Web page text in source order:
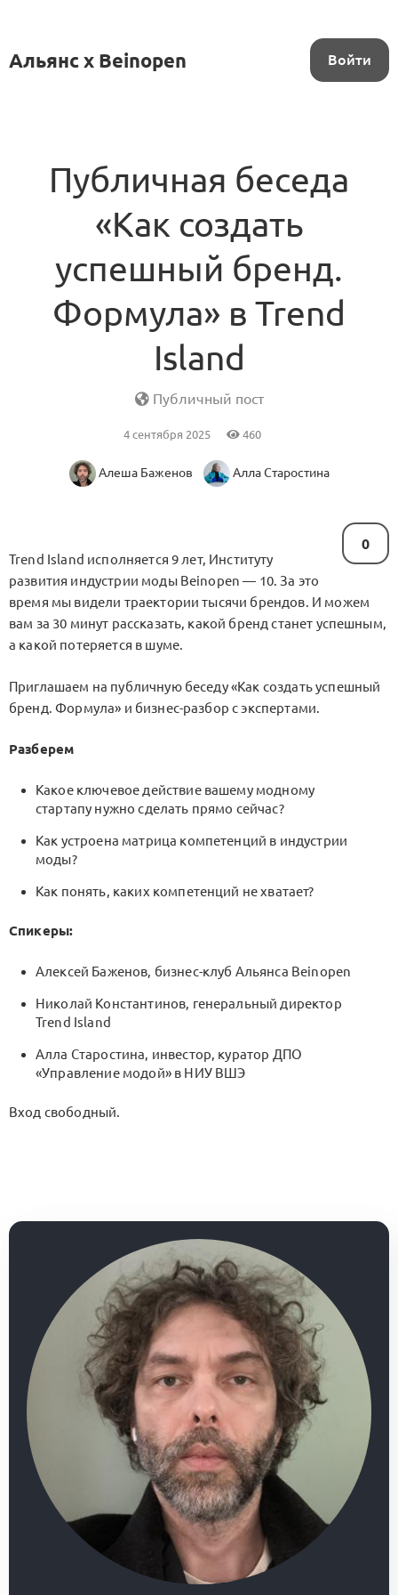
Альянс x Beinopen Войти
Публичная беседа
«Как создать
успешный бренд.
Формула» в Trend
Island
Публичный пост
4 сентября 2025 460
Алеша Баженов Алла Старостина
0
Trend Island исполняется 9 лет, Институту
развития индустрии моды Beinopen — 10. За это
время мы видели траектории тысячи брендов. И можем
вам за 30 минут рассказать, какой бренд станет успешным,
а какой потеряется в шуме.
Приглашаем на публичную беседу «Как создать успешный
бренд. Формула» и бизнес-разбор с экспертами.
Разберем
Какое ключевое действие вашему модному
стартапу нужно сделать прямо сейчас?
Как устроена матрица компетенций в индустрии
моды?
Как понять, каких компетенций не хватает?
Спикеры:
Алексей Баженов, бизнес-клуб Альянса Beinopen
Николай Константинов, генеральный директор
Trend Island
Алла Старостина, инвестор, куратор ДПО
«Управление модой» в НИУ ВШЭ
Вход свободный.